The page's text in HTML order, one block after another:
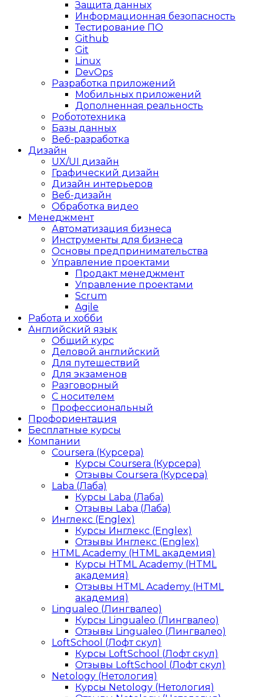
Защита данных
Информационная безопасность
Тестирование ПО
Github
Git
Linux
DevOps
Разработка приложений
Мобильных приложений
Дополненная реальность
Робототехника
Базы данных
Веб-разработка
Дизайн
UX/UI дизайн
Графический дизайн
Дизайн интерьеров
Веб-дизайн
Обработка видео
Менеджмент
Автоматизация бизнеса
Инструменты для бизнеса
Основы предпринимательства
Управление проектами
Продакт менеджмент
Управление проектами
Scrum
Agile
Работа и хобби
Английский язык
Общий курс
Деловой английский
Для путешествий
Для экзаменов
Разговорный
С носителем
Профессиональный
Профориентация
Бесплатные курсы
Компании
Coursera (Курсера)
Курсы Coursera (Курсера)
Отзывы Coursera (Курсера)
Laba (Лаба)
Курсы Laba (Лаба)
Отзывы Laba (Лаба)
Инглекс (Englex)
Курсы Инглекс (Englex)
Отзывы Инглекс (Englex)
HTML Academy (HTML академия)
Курсы HTML Academy (HTML
академия)
Отзывы HTML Academy (HTML
академия)
Lingualeo (Лингвалео)
Курсы Lingualeo (Лингвалео)
Отзывы Lingualeo (Лингвалео)
LoftSchool (Лофт скул)
Курсы LoftSchool (Лофт скул)
Отзывы LoftSchool (Лофт скул)
Netology (Нетология)
Курсы Netology (Нетология)